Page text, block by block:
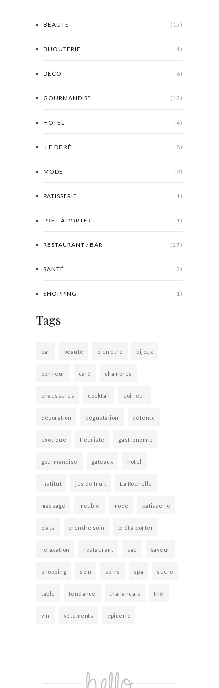
BEAUTÉ (15)
BIJOUTERIE (1)
DÉCO (8)
GOURMANDISE (12)
HOTEL (4)
ILE DE RÉ (8)
MODE (9)
PATISSERIE (1)
PRÊT À PORTER (1)
RESTAURANT / BAR (27)
SANTÉ (2)
SHOPPING (1)
Tags
bar beauté bien être bijoux
bonheur café chambres
chaussures cocktail coiffeur
décoration dégustation détente
exotique fleuriste gastronomie
gourmandise gâteaux hotel
institut jus de fruit La Rochelle
massage meuble mode patisserie
plats prendre soin prêt à porter
relaxation restaurant sac saveur
shopping soin soins spa sucre
table tendance thaïlandais thé
vin vêtements épicerie